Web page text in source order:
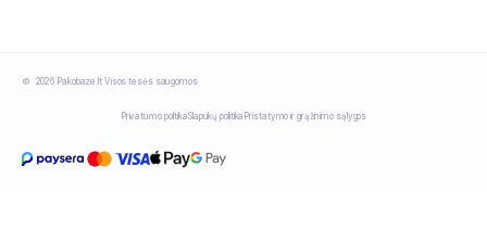
2026 Pakobaze.lt Visos tesės saugomos
Privatumo politikaSlapukų politika Pristatymo ir grąžinimo sąlygos